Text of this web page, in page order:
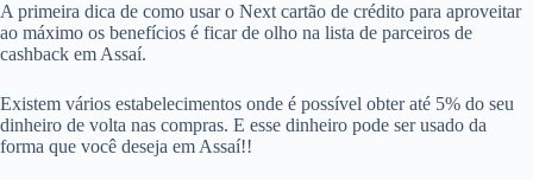
A primeira dica de como usar o Next cartão de crédito para aproveitar
ao máximo os benefícios é ficar de olho na lista de parceiros de
cashback em Assaí.
Existem vários estabelecimentos onde é possível obter até 5% do seu
dinheiro de volta nas compras. E esse dinheiro pode ser usado da
forma que você deseja em Assaí!!